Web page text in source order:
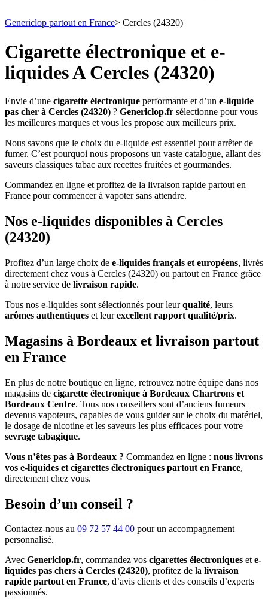
Genericlop partout en France> Cercles (24320)
Cigarette électronique et e-
liquides A Cercles (24320)
Envie d’une cigarette électronique performante et d’un e-liquide
pas cher à Cercles (24320) ? Genericlop.fr sélectionne pour vous
les meilleures marques et vous les propose aux meilleurs prix.
Nous savons que le choix du e-liquide est essentiel pour arrêter de
fumer. C’est pourquoi nous proposons un vaste catalogue, allant des
saveurs classiques tabac aux recettes fruitées et gourmandes.
Commandez en ligne et profitez de la livraison rapide partout en
France pour commencer à vapoter sans attendre.
Nos e-liquides disponibles à Cercles
(24320)
Profitez d’un large choix de e-liquides français et européens, livrés
directement chez vous à Cercles (24320) ou partout en France grâce
à notre service de livraison rapide.
Tous nos e-liquides sont sélectionnés pour leurqualité, leurs
arômes authentiques et leurexcellent rapport qualité/prix.
Magasins à Bordeaux et livraison partout
en France
En plus de notre boutique en ligne, retrouvez notre équipe dans nos
magasins de cigarette électronique à Bordeaux Chartrons et
Bordeaux Centre. Tous nos conseillers sont d’anciens fumeurs
devenus vapoteurs, capables de vous guider sur le choix du matériel,
le dosage de nicotine et les saveurs les plus efficaces pour votre
sevrage tabagique.
Vous n’êtes pas à Bordeaux ? Commandez en ligne : nous livrons
vos e-liquides et cigarettes électroniques partout en France,
directement chez vous.
Besoin d’un conseil ?
Contactez-nous au 09 72 57 44 00 pour un accompagnement
personnalisé.
Avec Genericlop.fr, commandez vos cigarettes électroniques ete-
liquides pas chers à Cercles (24320), profitez de la livraison
rapide partout en France, d’avis clients et des conseils d’experts
passionnés.